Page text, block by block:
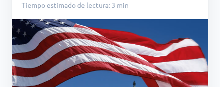
Tiempo estimado de lectura: 3 min